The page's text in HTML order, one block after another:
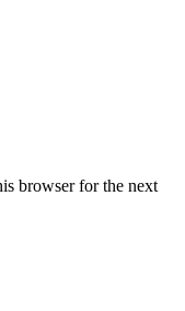
browser for the next